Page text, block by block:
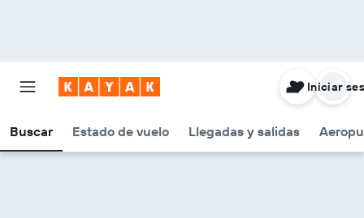
Buscar Estado de vuelo Llegadas y salidas
Iniciar